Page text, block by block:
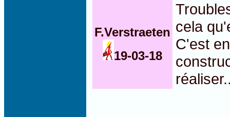
F.Verstraeten
19-03-18
cela
C'est